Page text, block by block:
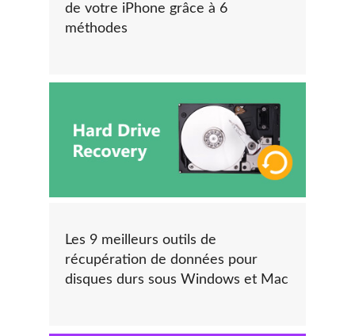
de votre iPhone grâce à 6
méthodes
Les 9 meilleurs outils de
récupération de données pour
disques durs sous Windows et Mac